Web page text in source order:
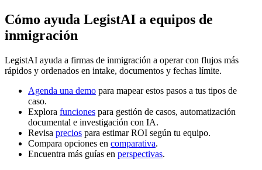
Cómo ayuda LegistAI a equipos de
inmigración
LegistAI ayuda a firmas de inmigración a operar con flujos más
rápidos y ordenados en intake, documentos y fechas límite.
Agenda una demo para mapear estos pasos a tus tipos de
caso.
Explora funciones para gestión de casos, automatización
documental e investigación con IA.
Revisa precios para estimar ROI según tu equipo.
Compara opciones en comparativa.
Encuentra más guías en perspectivas.